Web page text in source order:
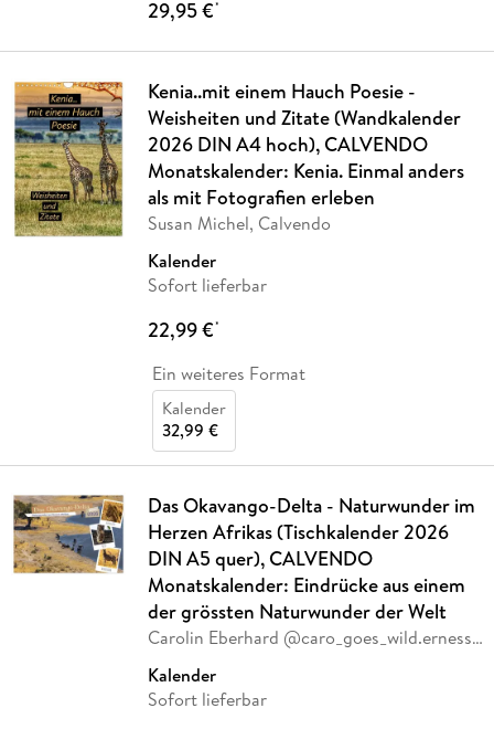
29,95 €*
Kenia..mit einem Hauch Poesie -
Weisheiten und Zitate (Wandkalender
2026 DIN A4 hoch), CALVENDO
Monatskalender: Kenia. Einmal anders
als mit Fotografien erleben
Susan Michel, Calvendo
Kalender
Sofort lieferbar
22,99 €*
Ein weiteres Format
Kalender
32,99 €
Das Okavango-Delta - Naturwunder im
Herzen Afrikas (Tischkalender 2026
DIN A5 quer), CALVENDO
Monatskalender: Eindrücke aus einem
der grössten Naturwunder der Welt
Carolin Eberhard @caro_goes_wild.erness,
Kalender
Sofort lieferbar